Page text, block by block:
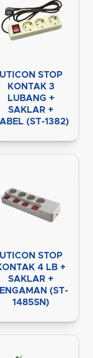
UTICON STOP
KONTAK 3
LUBANG +
SAKLAR +
(ST-1382)
UTICON STOP
4 LB +
SAKLAR +
(ST-
1485SN)